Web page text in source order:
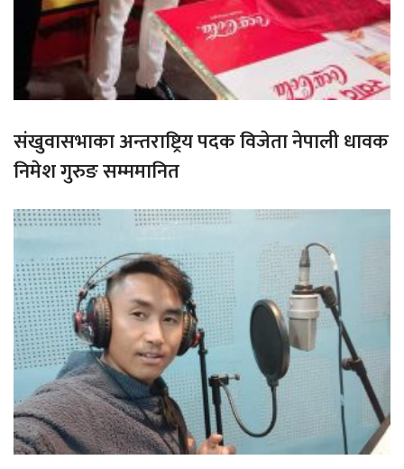
संखुवासभाका अन्तराष्ट्रिय पदक विजेता नेपाली धावक
निमेश गुरुङ सम्ममानित